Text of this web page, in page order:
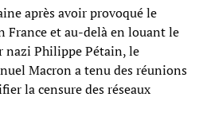
après avoir provoqué le
France et au-delà en louant le
nazi Philippe Pétain, le
Macron a tenu des réunions
la censure des réseaux